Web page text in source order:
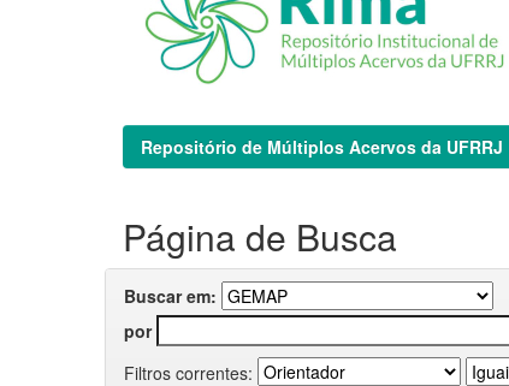
Repositório de Múltiplos Acervos da UFRRJ
Página de Busca
Buscar em:
por
Filtros correntes: